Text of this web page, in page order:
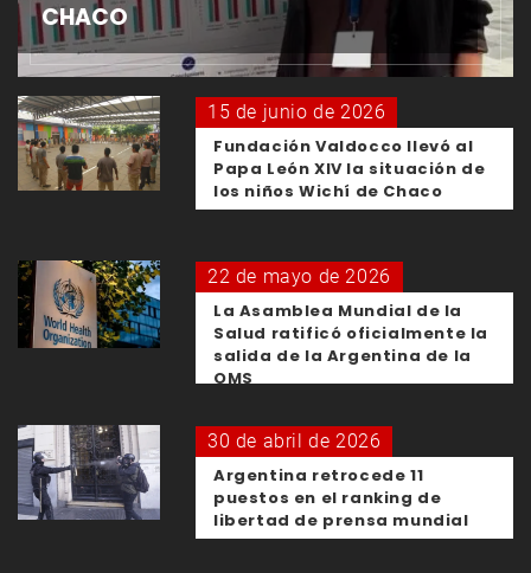
CHACO
15 de junio de 2026
Fundación Valdocco llevó al
Papa León XIV la situación de
los niños Wichí de Chaco
22 de mayo de 2026
La Asamblea Mundial de la
Salud ratificó oficialmente la
salida de la Argentina de la
OMS
30 de abril de 2026
Argentina retrocede 11
puestos en el ranking de
libertad de prensa mundial